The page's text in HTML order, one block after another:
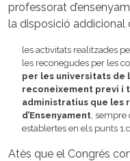
professorat
la disposició addicional
les activitats realitzades
les reconegudes per les
per les universitats de
reconeixement previ i
administratius que les
d’Ensenyament ,
establertes en els punts
Atès que el Congrés